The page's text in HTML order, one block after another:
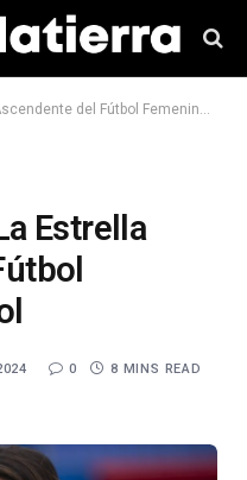
del Fútbol Femenino Español
Estrella
0 8 MINS READ